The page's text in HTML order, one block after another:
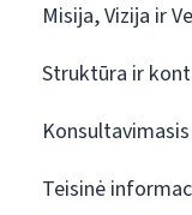
Misija, Vizija ir
Struktūra ir
Teisinė